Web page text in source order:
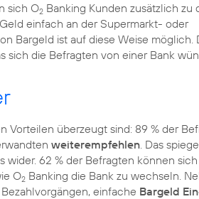
sich O2 Banking Kunden zusätzlich zu
einfach an der Supermarkt- oder
Bargeld ist auf diese Weise möglich.
sich die Befragten von einer Bank
Vorteilen überzeugt sind: 89 % der
weiterempfehlen. Das
62 % der Befragten können
O2 Banking die Bank zu wechseln.
einfache Bargeld